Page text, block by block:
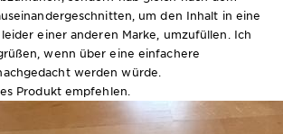
um den Inhalt in eine
einer anderen Marke, umzufüllen. Ich
wenn über eine einfachere
werden würde.
Produkt empfehlen.